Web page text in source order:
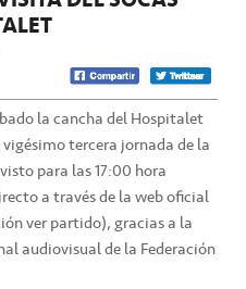
la cancha del Hospitalet
tercera jornada de la
para las 17:00 hora
a través de la web oficial
ver partido), gracias a la
audiovisual de la Federación